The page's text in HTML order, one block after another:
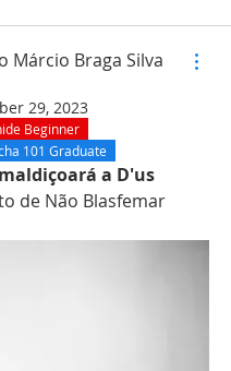
Márcio Braga Silva
29, 2023
Beginner
101 Graduate
a D'us
de Não Blasfemar